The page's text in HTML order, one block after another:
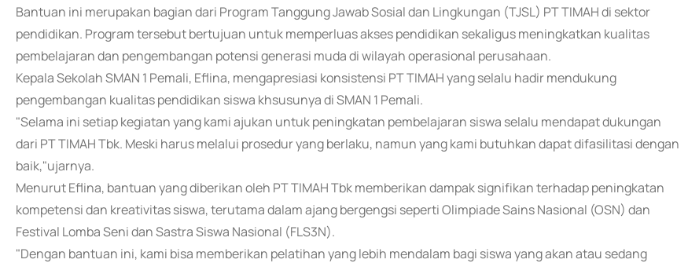
Bantuan ini merupakan bagian dari Program Tanggung Jawab Sosial dan Lingkungan (TJSL) PT TIMAH di sektor
pendidikan. Program tersebut bertujuan untuk memperluas akses pendidikan sekaligus meningkatkan kualitas
pembelajaran dan pengembangan potensi generasi muda di wilayah operasional perusahaan.
Kepala Sekolah SMAN 1 Pemali, Eflina, mengapresiasi konsistensi PT TIMAH yang selalu hadir mendukung
pengembangan kualitas pendidikan siswa khsusunya di SMAN 1 Pemali.
"Selama ini setiap kegiatan yang kami ajukan untuk peningkatan pembelajaran siswa selalu mendapat dukungan
dari PT TIMAH Tbk. Meski harus melalui prosedur yang berlaku, namun yang kami butuhkan dapat difasilitasi dengan
baik,"ujarnya.
Menurut Eflina, bantuan yang diberikan oleh PT TIMAH Tbk memberikan dampak signifikan terhadap peningkatan
kompetensi dan kreativitas siswa, terutama dalam ajang bergengsi seperti Olimpiade Sains Nasional (OSN) dan
Festival Lomba Seni dan Sastra Siswa Nasional (FLS3N).
"Dengan bantuan ini, kami bisa memberikan pelatihan yang lebih mendalam bagi siswa yang akan atau sedang